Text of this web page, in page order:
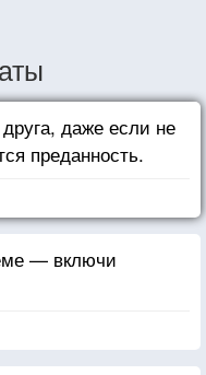
даже если не
преданность.
— включи